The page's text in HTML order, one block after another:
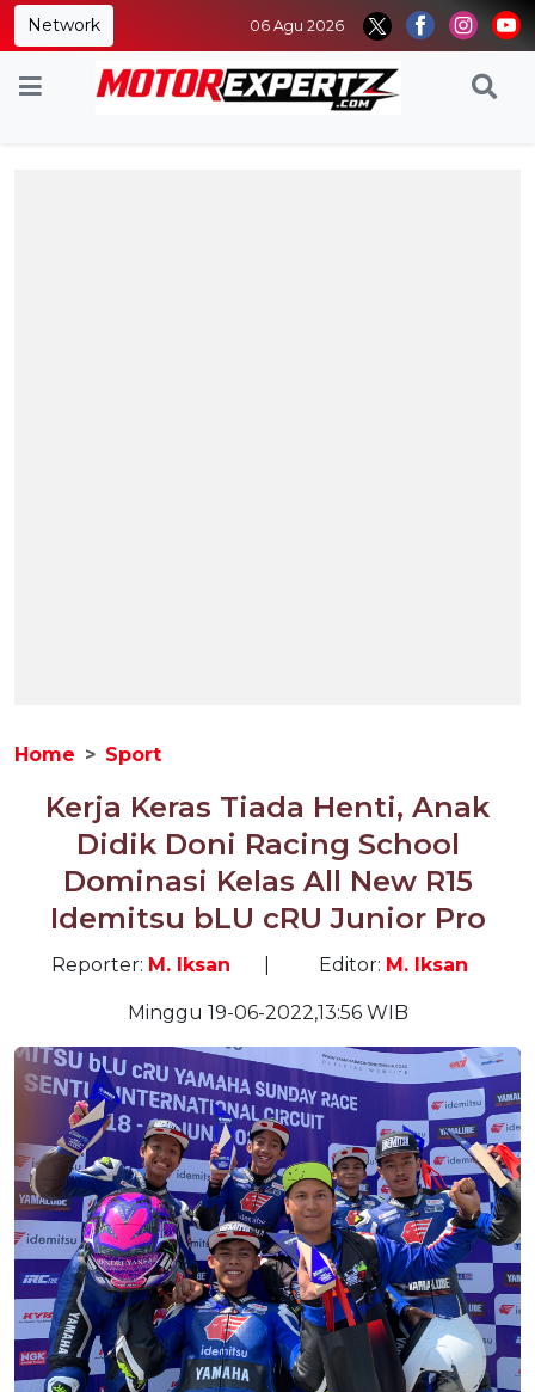
Network 06 Agu 2026
Home Sport
Kerja Keras Tiada Henti, Anak
Didik Doni Racing School
Dominasi Kelas All New R15
Idemitsu bLU cRU Junior Pro
Reporter: M. Iksan Editor: M. Iksan
Minggu 19-06-2022,13:56 WIB